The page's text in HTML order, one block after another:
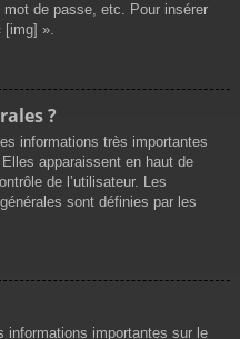
de passe, etc. Pour insérer
[img] ».
?
informations très importantes
apparaissent en haut de
de l’utilisateur. Les
sont définies par les
informations importantes sur le